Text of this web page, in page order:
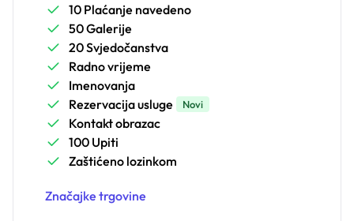
10 Plaćanje navedeno
50 Galerije
20 Svjedočanstva
Radno vrijeme
Imenovanja
Rezervacija usluge
Novi
Kontakt obrazac
100 Upiti
Zaštićeno lozinkom
Značajke trgovine